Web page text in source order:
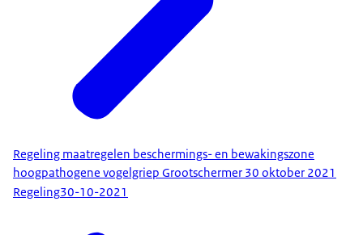
Regeling maatregelen beschermings- en bewakingszone
hoogpathogene vogelgriep Grootschermer 30 oktober 2021
Regeling30-10-2021